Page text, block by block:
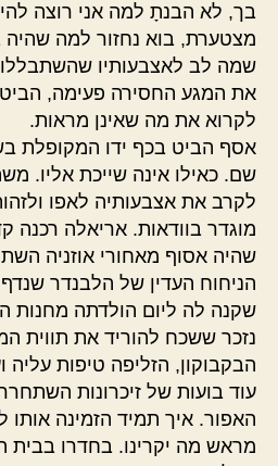
בך, לא הבנתָ למה אני רוצה
מצטערת, בוא נחזור למה שהיה
שמה לב לאצבעותיו
את המגע החסירה פעימה, הביטה
לקרוא את מה שאינן מראות.
אסף הביט בכף ידו המקופלת
שם. כאילו אינה שייכת אליו.
לקרב את אצבעותיה לאפו
מוגדר בוודאות. אריאלה רכנה
שהיה אסוף מאחורי אוזניה
הניחוח העדין של הלבנדר
שקנה לה ליום הולדתה מחנות
נזכר ששכח להוריד את תווית
הבקבוקון, הזליפה טיפות עליה
עוד בועות של זיכרונות
האפור. איך תמיד הזמינה אותו
מראש מה יקרינו. בחדרו בבית